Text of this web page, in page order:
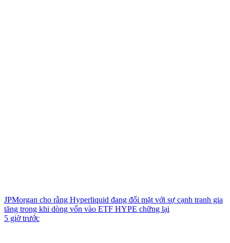
JPMorgan cho rằng Hyperliquid đang đối mặt với sự cạnh tranh gia
tăng trong khi dòng vốn vào ETF HYPE chững lại
5 giờ trước